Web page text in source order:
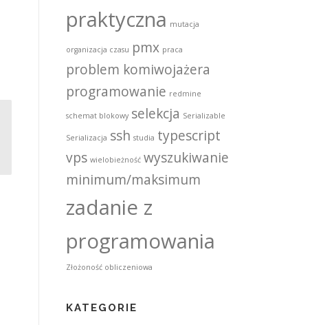
praktyczna mutacja
organizacja czasu pmx praca
problem komiwojażera
programowanie redmine
schemat blokowy selekcja Serializable
Serializacja ssh studia typescript
vps wielobieżność wyszukiwanie
minimum/maksimum
zadanie z
programowania
Złożoność obliczeniowa
KATEGORIE